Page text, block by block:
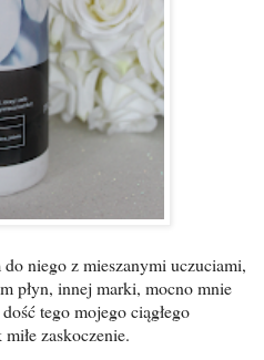
niego z mieszanymi uczuciami,
płyn, innej marki, mocno mnie
tego mojego ciągłego
zaskoczenie.